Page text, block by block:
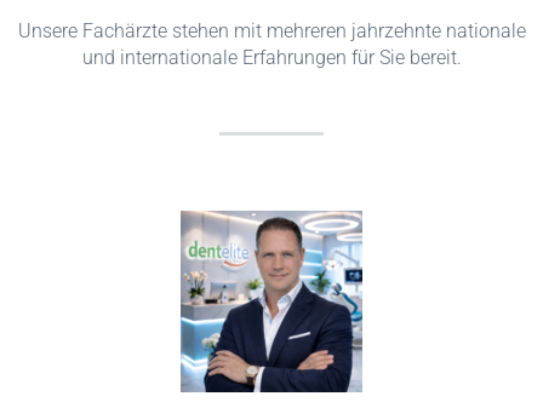
Unsere Fachärzte stehen mit mehreren jahrzehnte nationale
und internationale Erfahrungen für Sie bereit.